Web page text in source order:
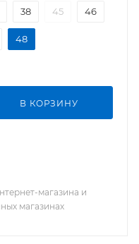
38 45 46
48
В КОРЗИНУ
магазина и
магазинах